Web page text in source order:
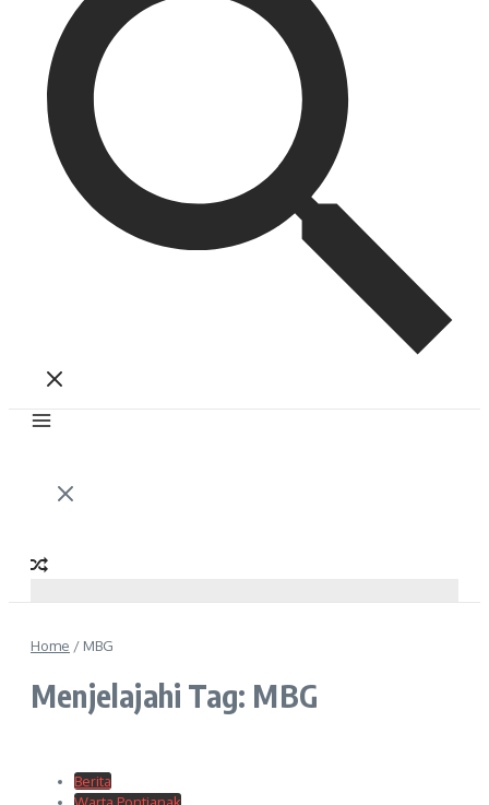
Home / MBG
Menjelajahi Tag: MBG
Berita
Warta Pontianak